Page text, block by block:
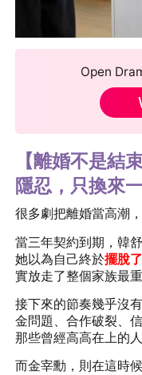
Open
【離婚不是結
隱忍，只換來
很多劇把離婚當高潮
當三年契約到期，韓
她以為自己終於擺脫
實放走了整個家族最重
接下來的節奏幾乎沒
金問題、合作破裂、
那些曾經高高在上的
而金宰勳，則在這時